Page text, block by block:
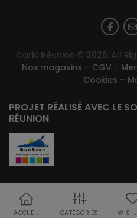
Caric Réunion © 2026. All
Nos magasins – CGV –
Cookies –
PROJET RÉALISÉ AVEC LE
RÉUNION
ACCUEIL CATÉGORIES